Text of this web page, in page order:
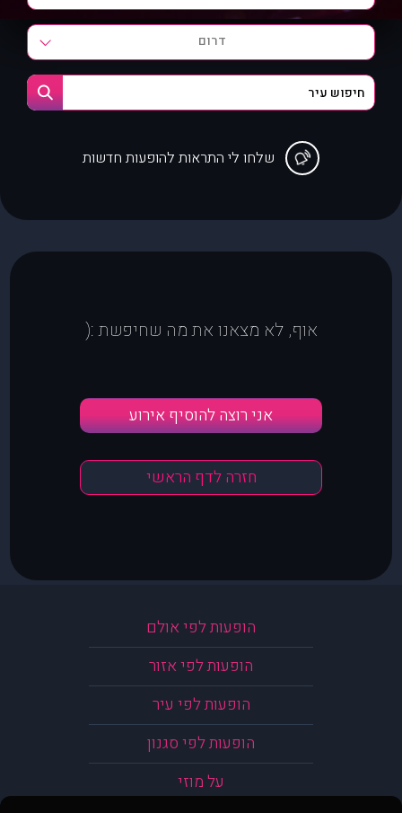
דרום
שלחו לי התראות להופעות חדשות
אוף, לא מצאנו את מה שחיפשת :(
אני רוצה להוסיף אירוע
חזרה לדף הראשי
הופעות לפי אולם
הופעות לפי אזור
הופעות לפי עיר
הופעות לפי סגנון
על מוזי